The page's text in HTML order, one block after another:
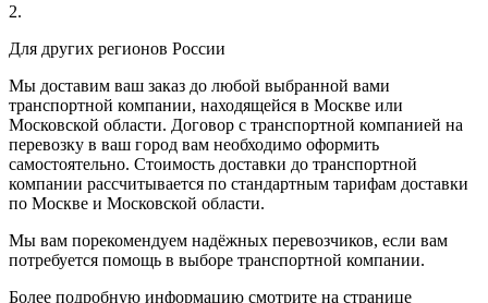
2.
Для других регионов России
Мы доставим ваш заказ до любой выбранной вами
транспортной компании, находящейся в Москве или
Московской области. Договор с транспортной компанией на
перевозку в ваш город вам необходимо оформить
самостоятельно. Стоимость доставки до транспортной
компании рассчитывается по стандартным тарифам доставки
по Москве и Московской области.
Мы вам порекомендуем надёжных перевозчиков, если вам
потребуется помощь в выборе транспортной компании.
Более подробную информацию смотрите на странице